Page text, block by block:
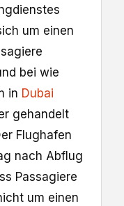
um einen
bei wie
in Dubai
gehandelt
Flughafen
nach Abflug
Passagiere
um einen